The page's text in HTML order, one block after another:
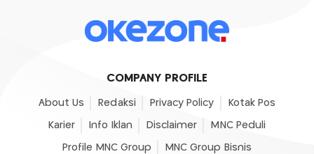
COMPANY PROFILE
About Us Redaksi Privacy Policy Kotak Pos
Karier Info Iklan Disclaimer MNC Peduli
Profile MNC Group MNC Group Bisnis